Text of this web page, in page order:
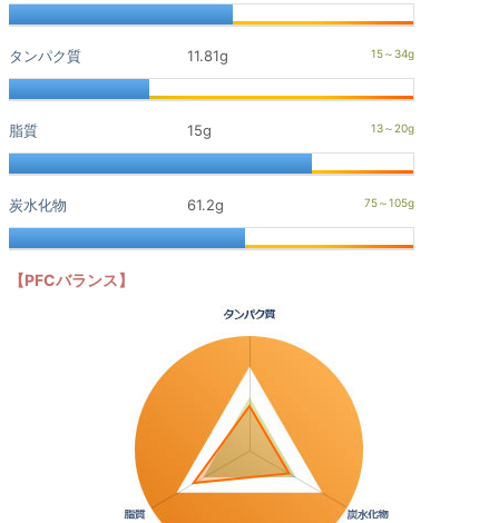
タンパク質 11.81g
脂質 15g
炭水化物 61.2g
【PFCバランス】